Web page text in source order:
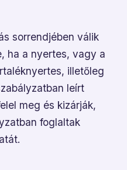
sorrendjében válik
ha a nyertes, vagy a
illetőleg
leírt
meg és kizárják,
foglaltak